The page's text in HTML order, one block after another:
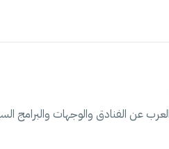
عن الفنادق والوجهات والبرامج